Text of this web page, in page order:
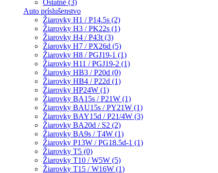
Ostatné (3)
Auto príslušenstvo
Žiarovky H1 / P14.5s (2)
Žiarovky H3 / PK22s (1)
Žiarovky H4 / P43t (3)
Žiarovky H7 / PX26d (5)
Žiarovky H8 / PGJ19-1 (1)
Žiarovky H11 / PGJ19-2 (1)
Žiarovky HB3 / P20d (0)
Žiarovky HB4 / P22d (1)
Žiarovky HP24W (1)
Žiarovky BA15s / P21W (1)
Žiarovky BAU15s / PY21W (1)
Žiarovky BAY15d / P21/4W (3)
Žiarovky BA20d / S2 (2)
Žiarovky BA9s / T4W (1)
Žiarovky P13W / PG18.5d-1 (1)
Žiarovky T5 (0)
Žiarovky T10 / W5W (5)
Žiarovky T15 / W16W (1)